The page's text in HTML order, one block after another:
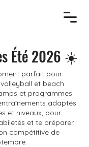
Été 2026 ☀️
parfait pour
et beach
et programmes
adaptés
et niveaux, pour
et te préparer
compétitive de